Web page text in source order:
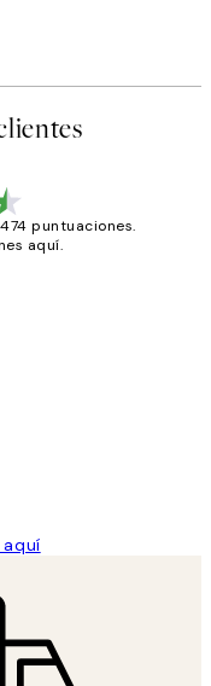
puntuaciones.
aquí.